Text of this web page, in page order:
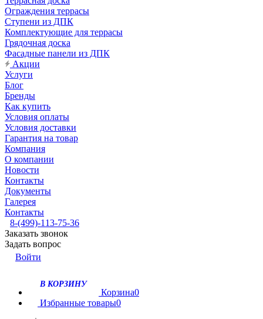
Ограждения террасы
Ступени из ДПК
Комплектующие для террасы
Грядочная доска
Фасадные панели из ДПК
Акции
Услуги
Блог
Бренды
Как купить
Условия оплаты
Условия доставки
Гарантия на товар
Компания
О компании
Новости
Контакты
Документы
Галерея
Контакты
8-(499)-113-75-36
Заказать звонок
Задать вопрос
Войти
В КОРЗИНУ
Корзина0
Избранные товары0